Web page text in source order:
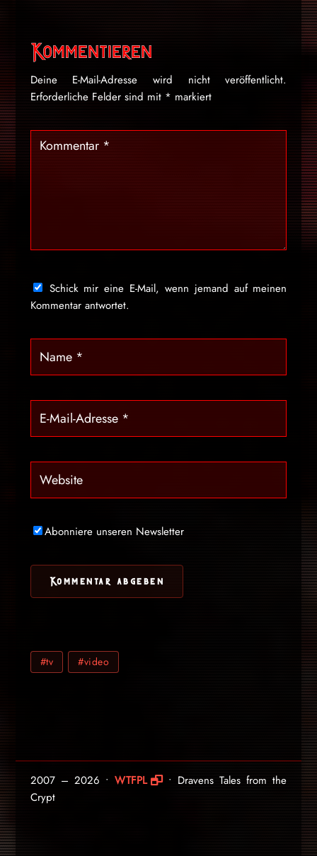
Kommentieren
Deine E-Mail-Adresse wird nicht veröffentlicht.
Erforderliche Felder sind mit * markiert
Schick mir eine E-Mail, wenn jemand auf meinen
Kommentar antwortet.
Abonniere unseren Newsletter
#tv #video
2007 – 2026 •WTFPL
• Dravens Tales from the
Crypt